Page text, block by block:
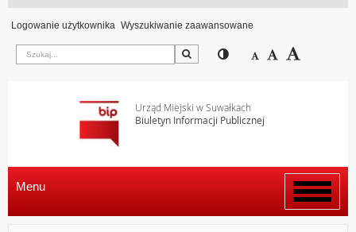
Logowanie użytkownika Wyszukiwanie zaawansowane
Szukaj Przełącz pomiędzy
Zmniejsz
Domyślny
Urząd Miejski w Suwałkach
Biuletyn Informacji Publicznej
Włącz
menu
Menu